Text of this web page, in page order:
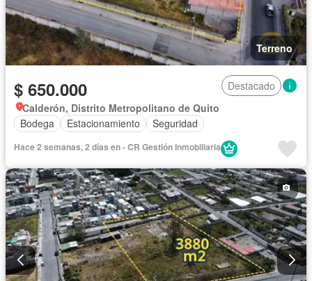
Terreno
$ 650.000
Destacado
Calderón, Distrito Metropolitano de Quito
Bodega
Estacionamiento Seguridad
Hace 2 semanas, 2 días en - CR Gestión Inmobiliaria